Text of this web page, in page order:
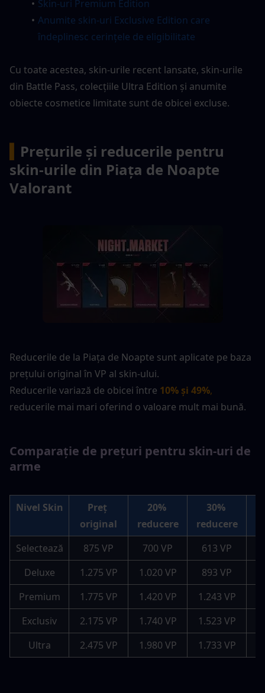
Skin-uri Premium Edition
Anumite skin-uri Exclusive Edition care
îndeplinesc cerințele de eligibilitate
Cu toate acestea, skin-urile recent lansate, skin-urile
din Battle Pass, colecțiile Ultra Edition și anumite
obiecte cosmetice limitate sunt de obicei excluse.
Prețurile și reducerile pentru
skin-urile din Piața de Noapte
Valorant
Reducerile de la Piața de Noapte sunt aplicate pe baza
prețului original în VP al skin-ului.
Reducerile variază de obicei între 10% și 49%,
reducerile mai mari oferind o valoare mult mai bună.
Comparație de prețuri pentru skin-uri de
arme
Nivel Skin
Preț
original
20%
reducere
30%
reducere
Selectează
875 VP 700 VP 613 VP
Deluxe
1.275 VP 1.020 VP 893 VP
Premium
1.775 VP 1.420 VP 1.243 VP
Exclusiv
2.175 VP 1.740 VP 1.523 VP
Ultra
2.475 VP 1.980 VP 1.733 VP